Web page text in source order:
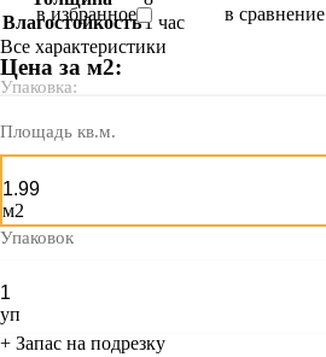
Влагостойкость1 час
Все характеристики
в избранное в сравнение
Цена за м2:
Упаковка:
Площадь кв.м.
м2
Упаковок
уп
+ Запас на подрезку